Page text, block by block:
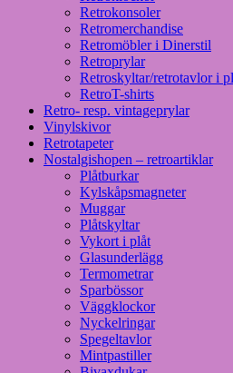
Retrokonsoler
Retromerchandise
Retromöbler i Dinerstil
Retroprylar
Retroskyltar/retrotavlor i
RetroT-shirts
Retro- resp. vintageprylar
Vinylskivor
Retrotapeter
Nostalgishopen – retroartiklar
Plåtburkar
Kylskåpsmagneter
Muggar
Plåtskyltar
Vykort i plåt
Glasunderlägg
Termometrar
Sparbössor
Väggklockor
Nyckelringar
Spegeltavlor
Mintpastiller